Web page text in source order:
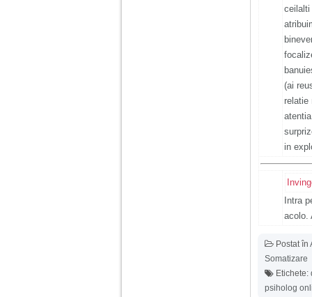
ceilalti
(ai
relatie
in
Intra
acolo.
Postat în
Somatizare
Etichete:
psiholog